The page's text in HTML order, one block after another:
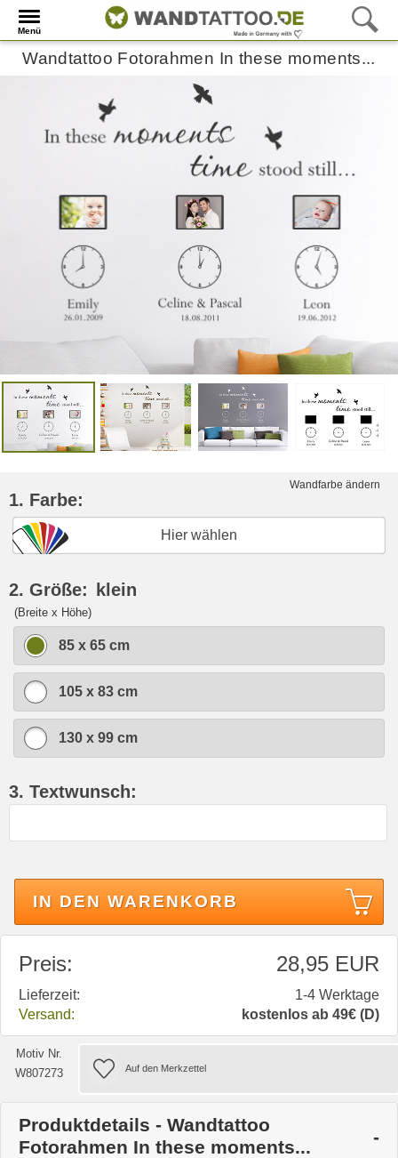
Menü
Wandtattoo Fotorahmen In these moments...
Wandfarbe ändern
1. Farbe:
Hier wählen
2. Größe: klein
(Breite x Höhe)
85 x 65 cm
105 x 83 cm
130 x 99 cm
3. Textwunsch:
IN DEN WARENKORB
Preis: 28,95 EUR
Lieferzeit:
1-4 Werktage
Versand:
kostenlos ab 49€ (D)
Motiv Nr.
W807273
Produktdetails - Wandtattoo
Fotorahmen In these moments...